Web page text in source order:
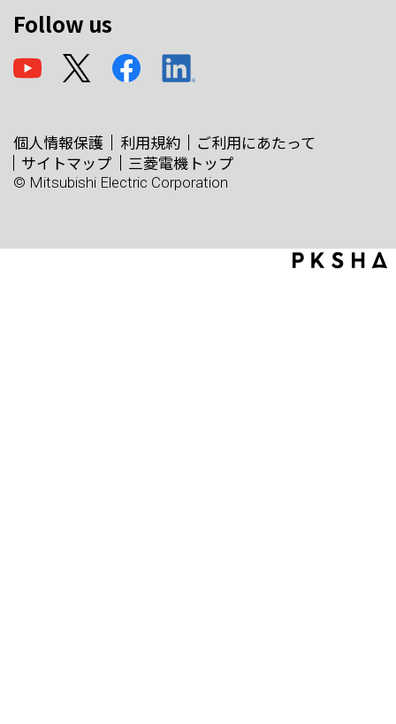
Follow us
個人情報保護 利用規約
ご利用にあたって
サイトマップ
三菱電機トップ
© Mitsubishi Electric Corporation